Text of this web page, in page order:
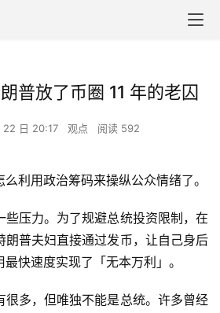
普放了币圈 11 年的老囚
22 日 20:17 观点 阅读 592
利用政治筹码来操纵公众情绪了。
些压力。为了规避总统投资限制，在
朗普夫妇直接通过发币，让自己身后
快速度实现了「无本万利」。
很多，但唯独不能是总统。许多曾经